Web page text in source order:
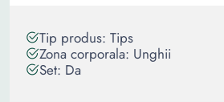
Tip produs: Tips
Zona corporala: Unghii
Set: Da